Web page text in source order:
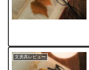
文房具レビュー